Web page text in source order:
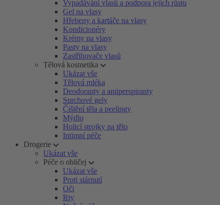
Vypadávání vlasů a podpora jejich růstu
Gel na vlasy
Hřebeny a kartáče na vlasy
Kondicionéry
Krémy na vlasy
Pasty na vlasy
Zastřihovače vlasů
Tělová kosmetika
Ukázat vše
Tělová mléka
Deodoranty a antiperspiranty
Sprchové gely
Čištění těla a peelingy
Mýdlo
Holicí strojky na tělo
Intimní péče
Drogerie
Ukázat vše
Péče o obličej
Ukázat vše
Proti stárnutí
Oči
Rty